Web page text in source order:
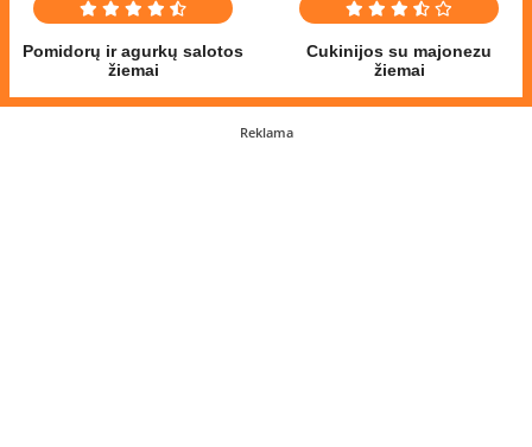
Pomidorų ir agurkų salotos
žiemai
Cukinijos su majonezu
žiemai
Reklama